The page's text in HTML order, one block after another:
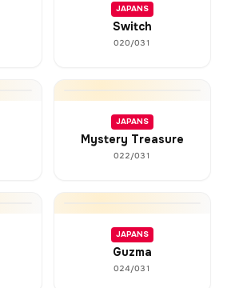
JAPANS
Switch
020/031
JAPANS
Mystery Treasure
022/031
JAPANS
Guzma
024/031